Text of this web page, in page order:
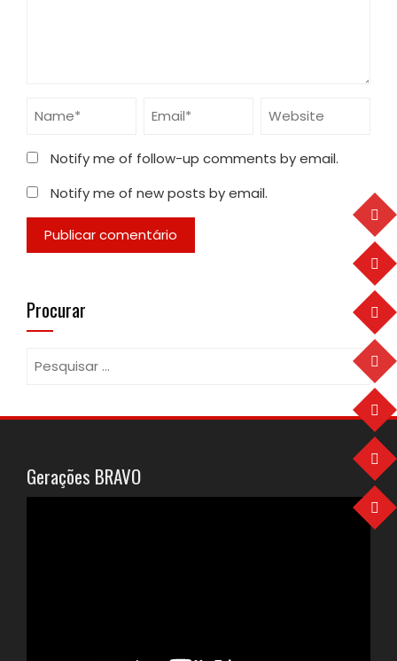
Notify me of follow-up comments by email.
Notify me of new posts by email.
Procurar
Pesquisar
Gerações BRAVO